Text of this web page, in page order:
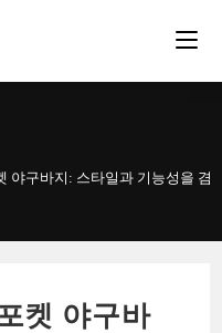
야구바지: 스타일과 기능성을 겸
켓 야구바